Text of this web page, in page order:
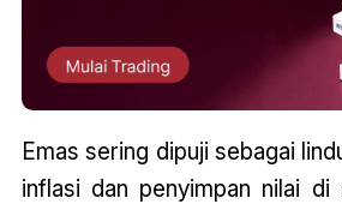
Emas sering dipuji sebagai
inflasi dan penyimpan nilai di